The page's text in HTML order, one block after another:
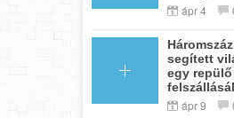
ápr 4
segített
egy repülő
ápr 9